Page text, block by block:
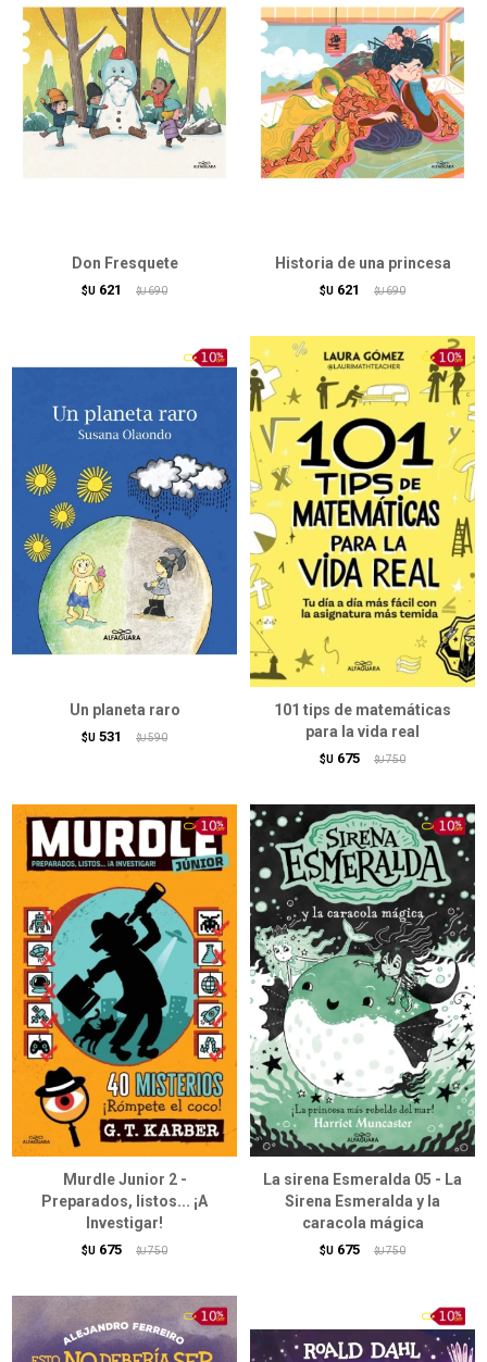
Don Fresquete
$U 621 $U 690
Historia de una princesa
$U 621 $U 690
Un planeta raro
$U 531 $U 590
101 tips de matemáticas
para la vida real
$U 675 $U 750
Murdle Junior 2 -
Preparados, listos... ¡A
Investigar!
$U 675 $U 750
La sirena Esmeralda 05 - La
Sirena Esmeralda y la
caracola mágica
$U 675 $U 750